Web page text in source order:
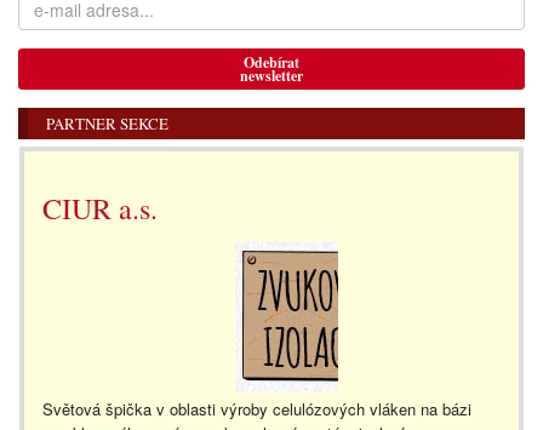
Odebírat
newsletter
PARTNER SEKCE
CIUR a.s.
Světová špička v oblasti výroby celulózových vláken na bázi